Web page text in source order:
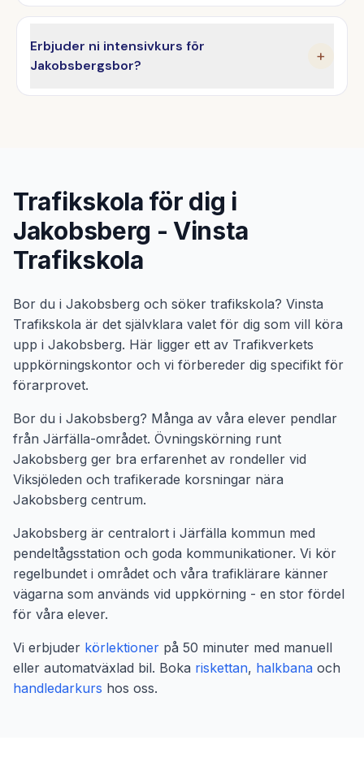
Erbjuder ni intensivkurs för
Jakobsbergsbor?
+
Trafikskola för dig i
Jakobsberg - Vinsta
Trafikskola
Bor du i Jakobsberg och söker trafikskola? Vinsta
Trafikskola är det självklara valet för dig som vill köra
upp i Jakobsberg. Här ligger ett av Trafikverkets
uppkörningskontor och vi förbereder dig specifikt för
förarprovet.
Bor du i Jakobsberg? Många av våra elever pendlar
från Järfälla-området. Övningskörning runt
Jakobsberg ger bra erfarenhet av rondeller vid
Viksjöleden och trafikerade korsningar nära
Jakobsberg centrum.
Jakobsberg är centralort i Järfälla kommun med
pendeltågsstation och goda kommunikationer. Vi kör
regelbundet i området och våra trafiklärare känner
vägarna som används vid uppkörning - en stor fördel
för våra elever.
Vi erbjuder körlektioner på 50 minuter med manuell
eller automatväxlad bil. Boka riskettan, halkbana och
handledarkurs hos oss.